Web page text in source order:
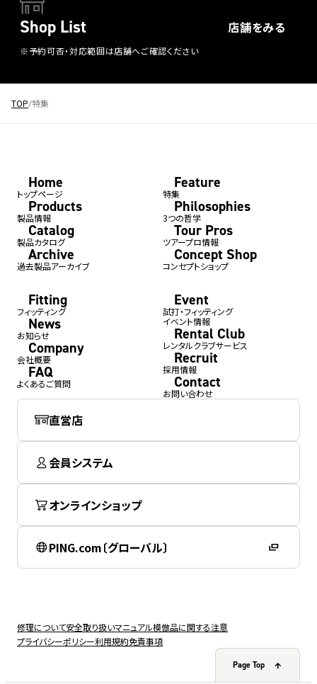
TOP 特集
Shop List 店舗をみる
※予約可否・対応範囲は店舗へご確認ください
Home
トップページ
Products
製品情報
Catalog
製品カタログ
Archive
過去製品アーカイブ
Feature
特集
Philosophies
3つの哲学
Tour Pros
ツアープロ情報
Concept Shop
コンセプトショップ
Fitting
フィッティング
News
お知らせ
Company
会社概要
FAQ
よくあるご質問
Event
試打・フィッティング
イベント情報
Rental Club
レンタルクラブサービス
Recruit
採用情報
Contact
お問い合わせ
直営店
会員システム
オンラインショップ
PING.com〔グローバル〕
修理について安全取り扱いマニュアル模倣品に関する注意
プライバシーポリシー利用規約免責事項
Page Top